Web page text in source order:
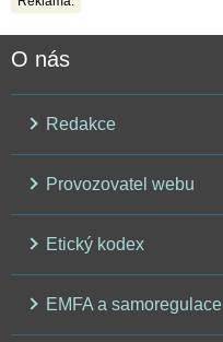
O nás
Redakce
Provozovatel webu
Etický kodex
EMFA a samoregulace